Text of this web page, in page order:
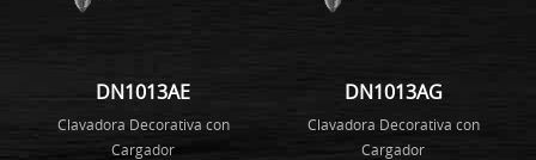
DN1013AE
Clavadora Decorativa con
Cargador
DN1013AG
Clavadora Decorativa con
Cargador